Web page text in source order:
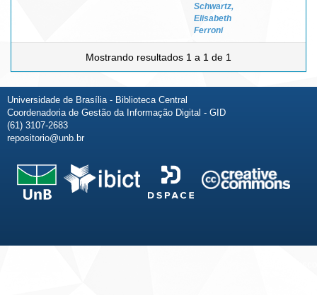
Schwartz,
Elisabeth
Ferroni
Mostrando resultados 1 a 1 de 1
Universidade de Brasília - Biblioteca Central
Coordenadoria de Gestão da Informação Digital - GID
(61) 3107-2683
repositorio@unb.br